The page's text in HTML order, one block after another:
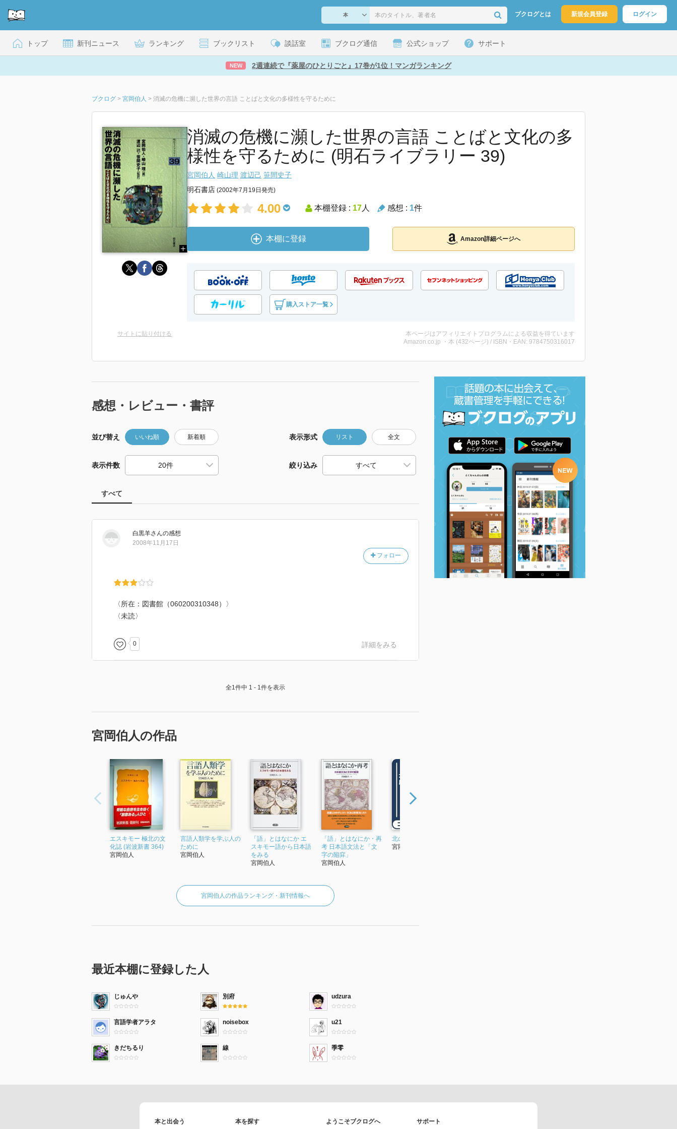
ブクログとは 新規会員登録 ログイン
トップ 新刊ニュース ランキング ブックリスト 談話室 ブクログ通信 公式ショップ サポート
NEW 2週連続で『薬屋のひとりごと』17巻が1位！マンガランキング
ブクログ > 宮岡伯人 > 消滅の危機に瀕した世界の言語 ことばと文化の多様性を守るために
消滅の危機に瀕した世界の言語 ことばと文化の多
様性を守るために (明石ライブラリー 39)
宮岡伯人 崎山理 渡辺己 笹間史子
明石書店 (2002年7月19日発売)
4.00 本棚登録 : 17人 感想 : 1件
本棚に登録 Amazon詳細ページへ
購入ストア一覧
サイトに貼り付ける
本ページはアフィリエイトプログラムによる収益を得ています
Amazon.co.jp ・本 (432ページ) / ISBN・EAN: 9784750316017
感想・レビュー・書評
並び替え いいね順 新着順 表示形式 リスト 全文
表示件数 絞り込み
すべて
白黒羊さんの感想
フォロー
2008年11月17日
〈所在：図書館（060200310348）〉
〈未読〉
0 詳細をみる
全1件中 1 - 1件を表示
宮岡伯人の作品
エスキモー 極北の文
化誌 (岩波新書 364)
宮岡伯人
言語人類学を学ぶ人の
ために
宮岡伯人
「語」とはなにか エ
スキモー語から日本語
をみる
宮岡伯人
「語」とはなにか・再
考 日本語文法と「文
字の陥穽」
宮岡伯人
北の言語 類型と歴史
宮岡伯人
宮岡伯人の作品ランキング・新刊情報へ
最近本棚に登録した人
じゅんや 別府 udzura
言語学者アラタ noisebox u21
きだちるり 線 季零
本と出会う 本を探す ようこそブクログへ サポート